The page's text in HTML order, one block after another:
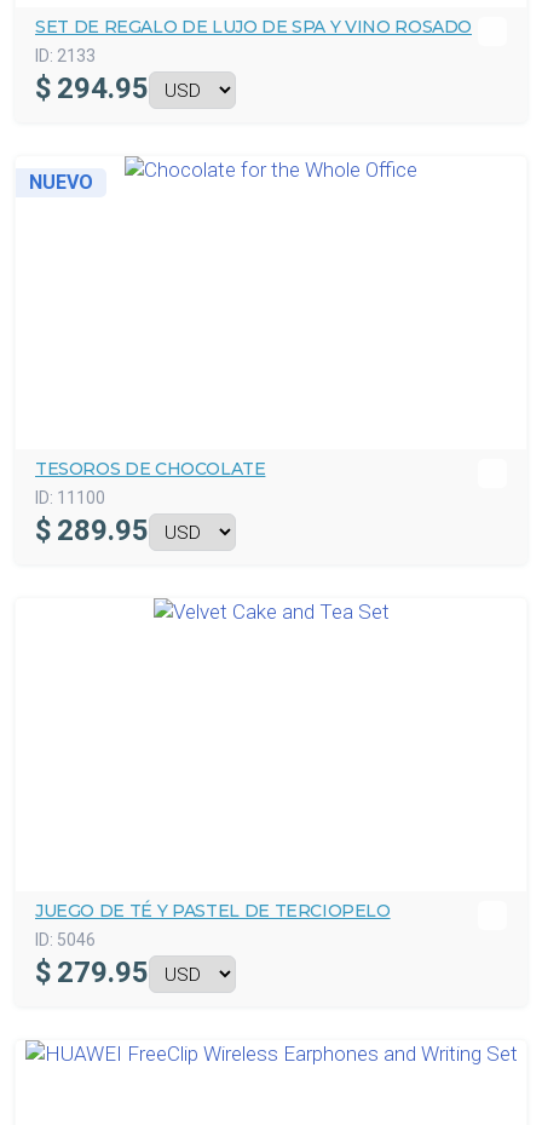
SET DE REGALO DE LUJO DE SPA Y VINO ROSADO
ID: 2133
$ 294.95
NUEVO
TESOROS DE CHOCOLATE
ID: 11100
$ 289.95
JUEGO DE TÉ Y PASTEL DE TERCIOPELO
ID: 5046
$ 279.95